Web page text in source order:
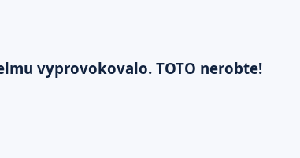
vyprovokovalo. TOTO nerobte!